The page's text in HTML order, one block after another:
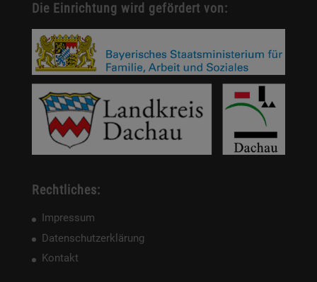
Die Einrichtung wird gefördert von:
Rechtliches:
Impressum
Datenschutzerklärung
Kontakt